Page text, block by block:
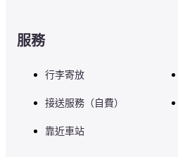
■注意事項
如需其他設施或服務，請訪問飯店官
服務
行李寄放
接送服務（自費）
靠近車站